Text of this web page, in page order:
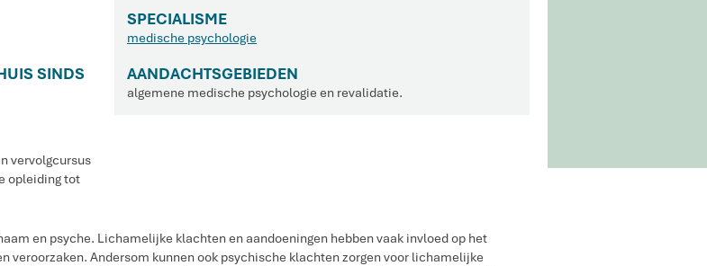
SINDS
SPECIALISME
medische psychologie
AANDACHTSGEBIEDEN
algemene medische psychologie en revalidatie.
vervolgcursus
opleiding tot
en psyche. Lichamelijke klachten en aandoeningen hebben vaak invloed op het
veroorzaken. Andersom kunnen ook psychische klachten zorgen voor lichamelijke